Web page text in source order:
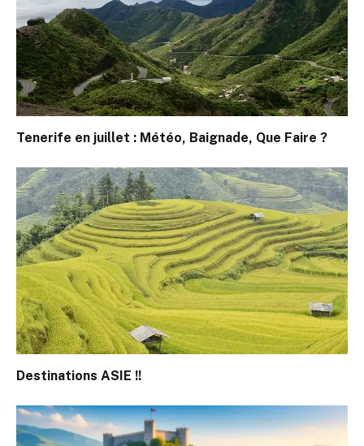
Tenerife en juillet : Météo, Baignade, Que Faire ?
Destinations ASIE !!